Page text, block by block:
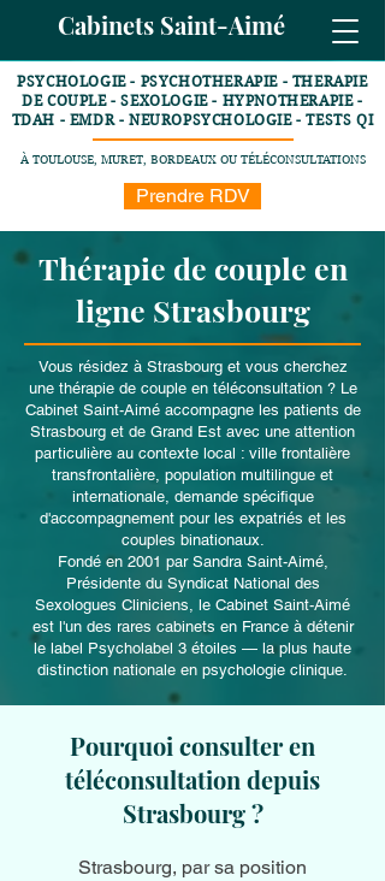
Cabinets Saint-Aimé
PSYCHOLOGIE - PSYCHOTHERAPIE - THERAPIE
DE COUPLE - SEXOLOGIE - HYPNOTHERAPIE -
TDAH - EMDR - NEUROPSYCHOLOGIE - TESTS QI
À TOULOUSE, MURET, BORDEAUX OU TÉLÉCONSULTATIONS
Prendre RDV
Thérapie de couple en
ligne Strasbourg
Vous résidez à Strasbourg et vous cherchez
une thérapie de couple en téléconsultation ? Le
Cabinet Saint-Aimé accompagne les patients de
Strasbourg et de Grand Est avec une attention
particulière au contexte local : ville frontalière
transfrontalière, population multilingue et
internationale, demande spécifique
d'accompagnement pour les expatriés et les
couples binationaux.
Fondé en 2001 par Sandra Saint-Aimé,
Présidente du Syndicat National des
Sexologues Cliniciens, le Cabinet Saint-Aimé
est l'un des rares cabinets en France à détenir
le label Psycholabel 3 étoiles — la plus haute
distinction nationale en psychologie clinique.
Pourquoi consulter en
téléconsultation depuis
Strasbourg ?
Strasbourg, par sa position